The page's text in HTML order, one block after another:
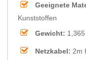
Geeignete
Kunststoffen
Gewicht:
Netzkabel: 2m